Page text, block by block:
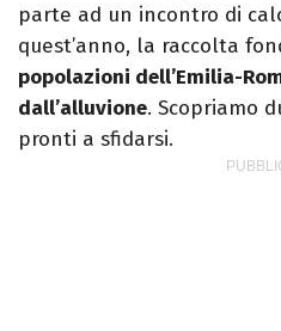
parte ad un incontro di
quest’anno, la raccolta
popolazioni dell’Emilia-
dall’alluvione. Scopriamo
pronti a sfidarsi.